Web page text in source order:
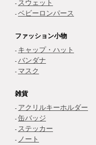
スウェット
ベビーロンパース
ファッション小物
キャップ・ハット
バンダナ
マスク
雑貨
アクリルキーホルダー
缶バッジ
ステッカー
ノート